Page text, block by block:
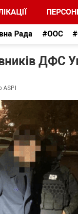
Рада #ООС
ДФС
ASPI